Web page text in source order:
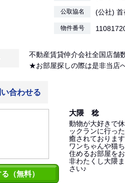
公取協名 (公社) 首
物件番号
不動産賃貸仲介会社全国店舗
★お部屋探しの際は是非当店
合わせる
（無料）
大隈 稔
動物が大好きで
ックランに行っ
癒されております
ワンちゃんや猫
住めるお部屋を
非わたくし大隈
さい♪